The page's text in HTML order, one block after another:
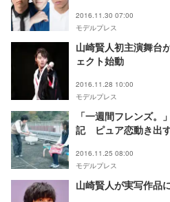
2016.11.30 07:00
モデルプレス
山崎賢人初主演舞台
ェクト始動
2016.11.28 10:00
モデルプレス
「一週間フレンズ。
記 ピュア恋動き出
2016.11.25 08:00
モデルプレス
山崎賢人が実写作品